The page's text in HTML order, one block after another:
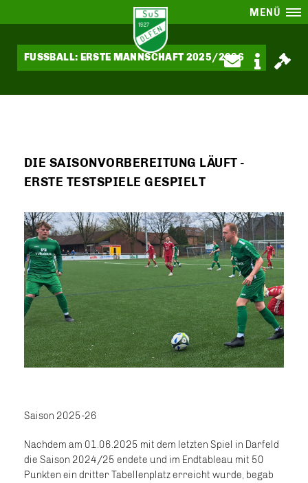
MENÜ
FUSSBALL: ERSTE MANNSCHAFT 2025/2026
DIE SAISONVORBEREITUNG LÄUFT -
ERSTE TESTSPIELE GESPIELT
Saison 2025-26
Nachdem am 01.06.2025 mit dem letzten Spiel in Darfeld
die Saison 2024/25 endete und im Endtableau mit 50
Punkten ein dritter Tabellenplatz erreicht wurde, begab